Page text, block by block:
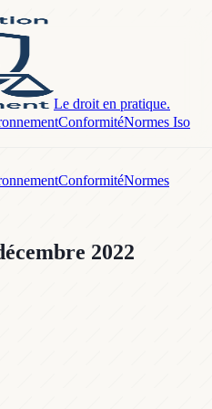
Le droit en pratique.
ConformitéNormes Iso
ConformitéNormes
2022